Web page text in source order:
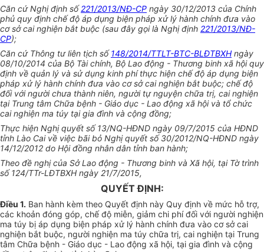
Căn cứ Nghị định số221/2013/NĐ-CP ngày 30/12/2013 của Chính
phủ quy định chế độ áp dụng biện pháp xử lý hành chính đưa vào
cơ sở cai nghiện bắt buộc (sau đây gọi là Nghị định 221/2013/NĐ-
CP);
Căn cứ Thông tư liên tịch số148/2014/TTLT-BTC-BLĐTBXH ngày
08/10/2014 của Bộ Tài chính, Bộ Lao động - Thương binh xã hội quy
định về quản lý và sử dụng kinh phí thực hiện chế độ áp dụng biện
pháp xử lý hành chính đưa vào cơ sở cai nghiện bắt buộc; chế độ
đối với người chưa thành niên, người tự nguyện chữa trị, cai nghiện
tại Trung tâm Chữa bệnh - Giáo dục - Lao động xã hội và tổ chức
cai nghiện ma túy tại gia đình và cộng đồng;
Thực hiện Nghị quyết số 13/NQ-HĐND ngày 09/7/2015 của HĐND
tỉnh Lào Cai về việc bãi bỏ Nghị quyết số 30/2012/NQ-HĐND ngày
14/12/2012 do Hội đồng nhân dân tỉnh ban hành;
Theo đề nghị của Sở Lao động - Thương binh và Xã hội, tại Tờ trình
số 124/TTr-LĐTBXH ngày 21/7/2015,
QUYẾT ĐỊNH:
Điều 1. Ban hành kèm theo Quyết định này Quy định về mức hỗ trợ,
các khoản đóng góp, chế độ miễn, giảm chi phí đối với người nghiện
ma túy bị áp dụng biện pháp xử lý hành chính đưa vào cơ sở cai
nghiện bắt buộc, người nghiện ma túy chữa trị, cai nghiện tại Trung
tâm Chữa bệnh - Giáo dục - Lao động xã hội, tại gia đình và cộng